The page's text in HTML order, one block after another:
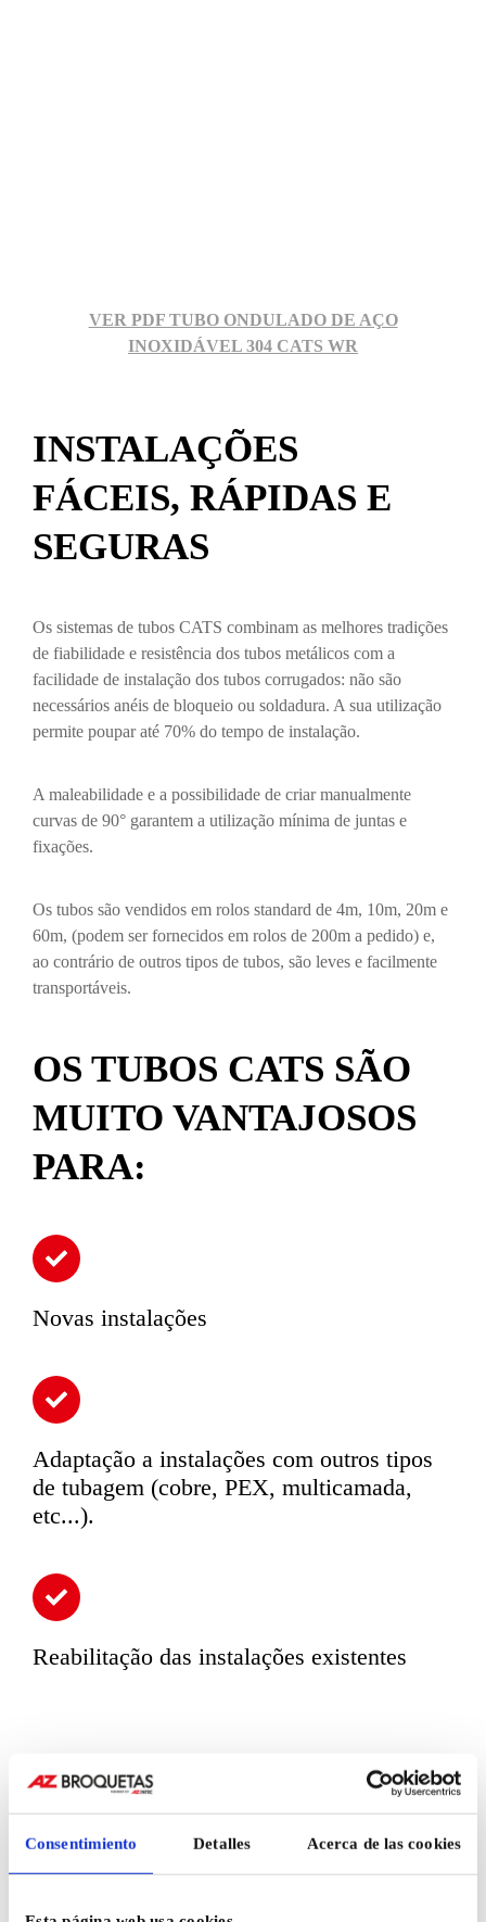
Consentimiento Detalles Acerca de las cookies
VER PDF TUBO ONDULADO DE AÇO
INOXIDÁVEL 304 CATS WR
INSTALAÇÕES
FÁCEIS, RÁPIDAS E
SEGURAS
Os sistemas de tubos CATS combinam as melhores tradições
de fiabilidade e resistência dos tubos metálicos com a
facilidade de instalação dos tubos corrugados: não são
necessários anéis de bloqueio ou soldadura. A sua utilização
permite poupar até 70% do tempo de instalação.
A maleabilidade e a possibilidade de criar manualmente
curvas de 90° garantem a utilização mínima de juntas e
fixações.
Os tubos são vendidos em rolos standard de 4m, 10m, 20m e
60m, (podem ser fornecidos em rolos de 200m a pedido) e,
ao contrário de outros tipos de tubos, são leves e facilmente
transportáveis.
OS TUBOS CATS SÃO
MUITO VANTAJOSOS
PARA:
Novas instalações
Adaptação a instalações com outros tipos
de tubagem (cobre, PEX, multicamada,
etc...).
Reabilitação das instalações existentes
O SISTEMA DE
PRENSAGEM QUE